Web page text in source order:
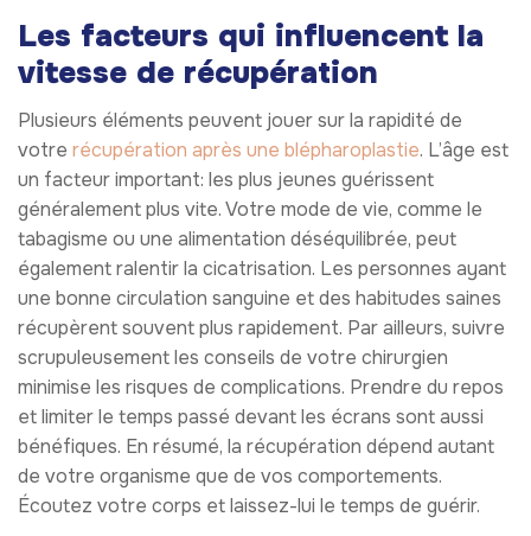
Les facteurs qui influencent la
vitesse de récupération
Plusieurs éléments peuvent jouer sur la rapidité de
votre récupération après une blépharoplastie. L’âge est
un facteur important: les plus jeunes guérissent
généralement plus vite. Votre mode de vie, comme le
tabagisme ou une alimentation déséquilibrée, peut
également ralentir la cicatrisation. Les personnes ayant
une bonne circulation sanguine et des habitudes saines
récupèrent souvent plus rapidement. Par ailleurs, suivre
scrupuleusement les conseils de votre chirurgien
minimise les risques de complications. Prendre du repos
et limiter le temps passé devant les écrans sont aussi
bénéfiques. En résumé, la récupération dépend autant
de votre organisme que de vos comportements.
Écoutez votre corps et laissez-lui le temps de guérir.